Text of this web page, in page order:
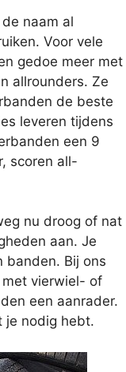
naam al
Voor vele
gedoe meer met
allrounders. Ze
de beste
leveren tijdens
een 9
scoren all-
nu droog of nat
aan. Je
banden. Bij ons
met vierwiel- of
een aanrader.
je nodig hebt.